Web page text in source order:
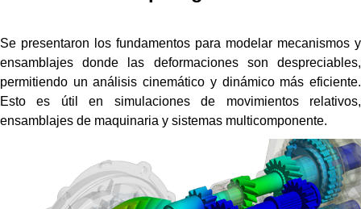
Se presentaron los fundamentos para modelar mecanismos y
ensamblajes donde las deformaciones son despreciables,
permitiendo un análisis cinemático y dinámico más eficiente.
Esto es útil en simulaciones de movimientos relativos,
ensamblajes de maquinaria y sistemas multicomponente.